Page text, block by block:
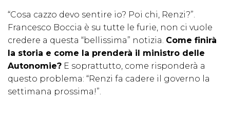
“Cosa cazzo devo sentire io? Poi chi, Renzi?”.
Francesco Boccia è su tutte le furie, non ci vuole
credere a questa “bellissima” notizia. Come finirà
la storia e come la prenderà il ministro delle
Autonomie? E soprattutto, come risponderà a
questo problema: “Renzi fa cadere il governo la
settimana prossima!”.